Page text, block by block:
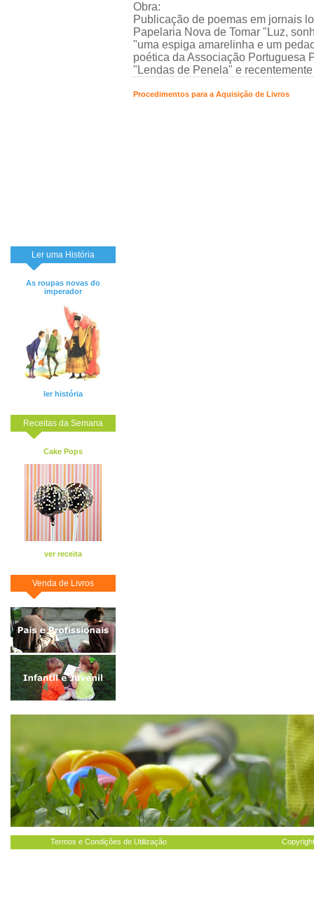
Ler uma História
As roupas novas do
imperador
ler história
Receitas da Semana
Cake Pops
ver receita
Venda de Livros
Obra:
Publicação de poemas em jornais
Papelaria Nova de Tomar "Luz,
"uma espiga amarelinha e um
poética da Associação Portuguesa
"Lendas de Penela" e
Procedimentos para a Aquisição de Livros
Termos e Condições de Utilização